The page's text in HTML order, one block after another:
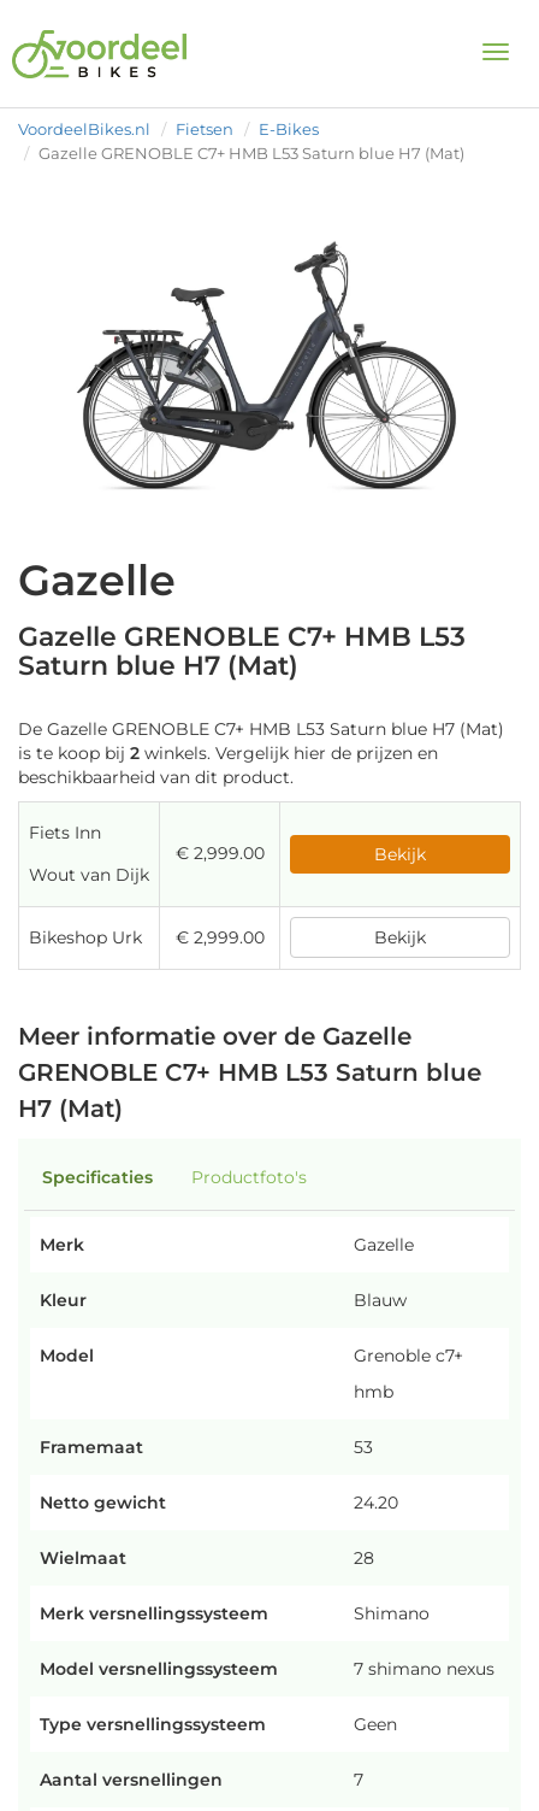
VoordeelBikes.nl Fietsen
E-Bikes
Gazelle GRENOBLE C7+ HMB L53 Saturn blue H7 (Mat)
Gazelle
Gazelle GRENOBLE C7+ HMB L53
Saturn blue H7 (Mat)
De Gazelle GRENOBLE C7+ HMB L53 Saturn blue H7 (Mat)
is te koop bij 2 winkels. Vergelijk hier de prijzen en
beschikbaarheid van dit product.
Fiets Inn
Wout van Dijk
€ 2,999.00 Bekijk
Bikeshop Urk € 2,999.00 Bekijk
Meer informatie over de Gazelle
GRENOBLE C7+ HMB L53 Saturn blue
H7 (Mat)
Specificaties Productfoto's
Merk Gazelle
Kleur Blauw
Model
Grenoble c7+
hmb
Framemaat 53
Netto gewicht 24.20
Wielmaat 28
Merk versnellingssysteem Shimano
Model versnellingssysteem 7 shimano nexus
Type versnellingssysteem Geen
Aantal versnellingen 7